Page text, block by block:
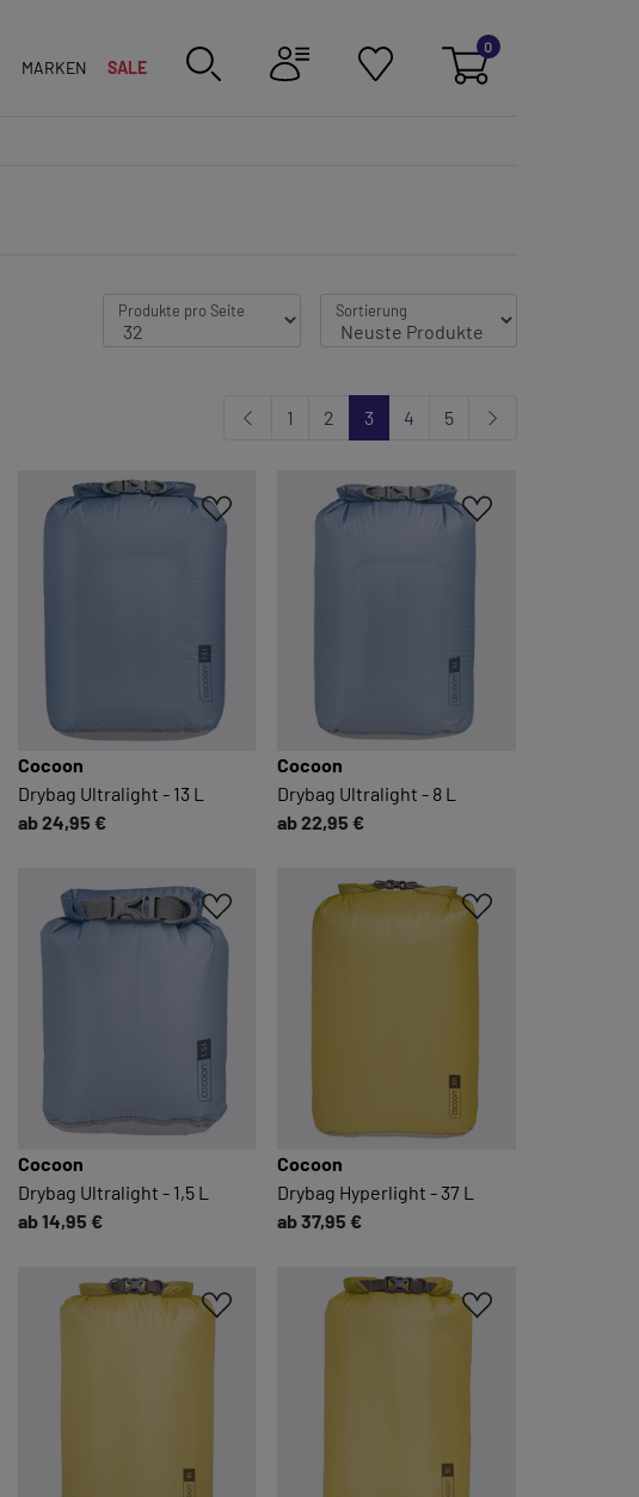
0
MARKEN SALE
1 2 3 4 5
Cocoon
Drybag Ultralight - 13 L
ab 24,95 €
Cocoon
Drybag Ultralight - 8 L
ab 22,95 €
Cocoon
Drybag Ultralight - 1,5 L
ab 14,95 €
Cocoon
Drybag Hyperlight - 37 L
ab 37,95 €